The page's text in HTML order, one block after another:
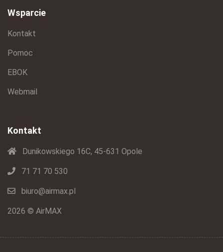
Wsparcie
Kontakt
Pomoc
EBOK
Webmail
Kontakt
Dunikowskiego 16C, 45-631 Opole
71 71 70 530
biuro@airmax.pl
2026 © AirMAX